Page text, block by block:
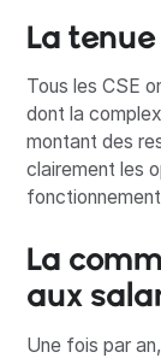
La
Tous les CSE
dont la
montant des
clairement les
La
aux
Une fois par